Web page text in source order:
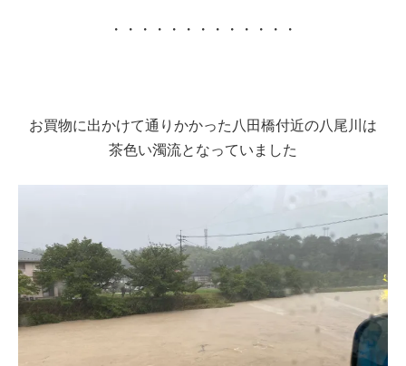
・・・・・・・・・・・・・
お買物に出かけて通りかかった八田橋付近の八尾川は
茶色い濁流となっていました